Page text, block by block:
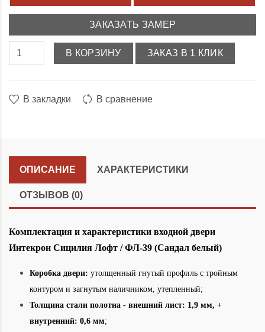
ЗАКАЗАТЬ ЗАМЕР
В КОРЗИНУ ЗАКАЗ В 1 КЛИК
В закладки В сравнение
ОПИСАНИЕ ХАРАКТЕРИСТИКИ
ОТЗЫВОВ (0)
Комплектация и характеристики входной двери
Интекрон Сицилия Лофт / ФЛ-39 (Сандал белый)
Коробка двери: утолщенный гнутый профиль с тройным
контуром и загнутым наличником, утепленный;
Толщина стали полотна - внешний лист: 1,9 мм, +
внутренний: 0,6 мм;